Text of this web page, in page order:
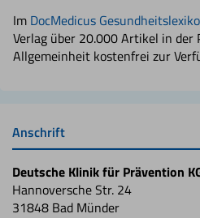
Im DocMedicus
Verlag über 20.000 Artikel in der
Allgemeinheit kostenfrei zur
Anschrift
Deutsche Klinik für Prävention
Hannoversche Str. 24
31848 Bad Münder